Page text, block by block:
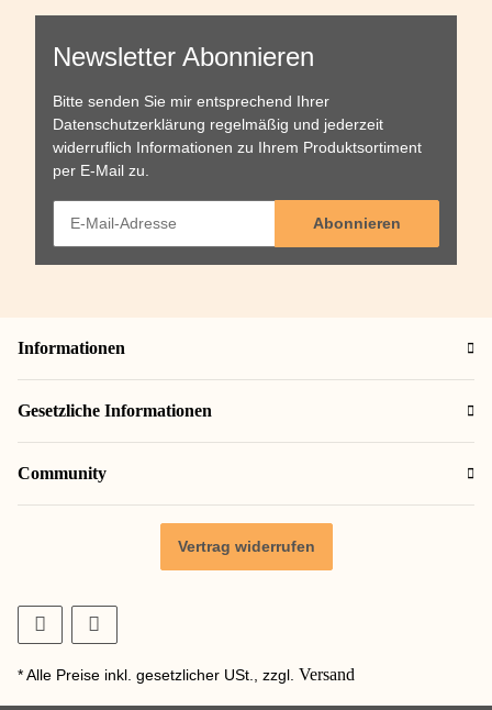
Newsletter Abonnieren
Bitte senden Sie mir entsprechend Ihrer
Datenschutzerklärung regelmäßig und jederzeit
widerruflich Informationen zu Ihrem Produktsortiment
per E-Mail zu.
Abonnieren
Informationen
Gesetzliche Informationen
Community
Vertrag widerrufen
* Alle Preise inkl. gesetzlicher USt., zzgl. Versand